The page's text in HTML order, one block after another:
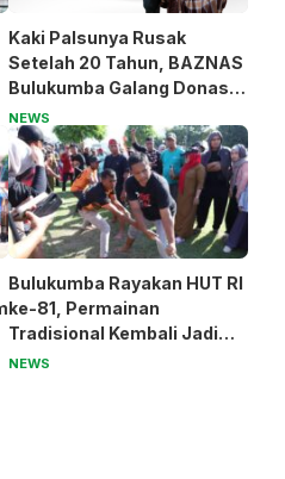
Kaki Palsunya Rusak
Setelah 20 Tahun, BAZNAS
Bulukumba Galang Donasi
untuk Pak Pardi
NEWS
Bulukumba Rayakan HUT RI
ke-81, Permainan
Tradisional Kembali Jadi
Magnet
NEWS